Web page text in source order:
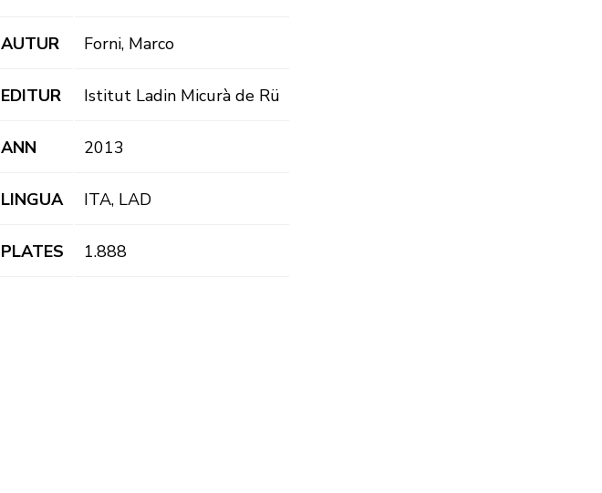
AUTUR Forni, Marco
EDITUR Istitut Ladin Micurà de Rü
ANN 2013
LINGUA ITA, LAD
PLATES 1.888